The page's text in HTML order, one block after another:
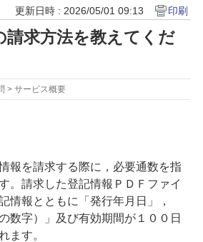
更新日時 : 2026/05/01 09:13
印刷
請求方法を教えてくだ
> サービス概要
報を請求する際に，必要通数を指
。請求した登記情報ＰＤＦファイ
情報とともに「発行年月日」，
数字）」及び有効期間が１００日
ます。